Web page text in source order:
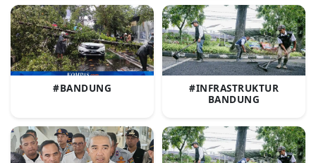
#BANDUNG
#INFRASTRUKTUR
BANDUNG